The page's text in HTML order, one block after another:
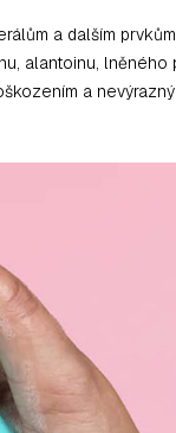
a dalším
alantoinu,
a